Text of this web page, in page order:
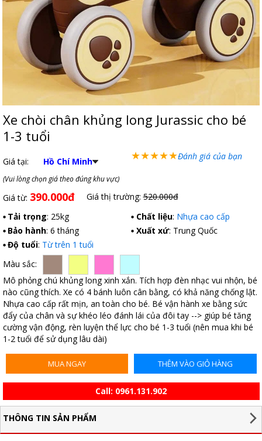
Xe chòi chân khủng long Jurassic cho bé
1-3 tuổi
Giá tại: Hồ Chí Minh ★★★★★Đánh giá của bạn
(Vui lòng chọn giá theo đúng khu vực)
Giá từ: 390.000đ Giá thị trường:520.000đ
Tải trọng: 25kg Chất liệu: Nhựa cao cấp
Bảo hành: 6 tháng Xuất xứ: Trung Quốc
Độ tuổi: Từ trên 1 tuổi
Màu sắc:
Mô phỏng chú khủng long xinh xắn. Tích hợp đèn nhạc vui nhộn, bé
nào cũng thích. Xe có 4 bánh luôn cân bằng, có khả năng chống lật.
Nhựa cao cấp rất mịn, an toàn cho bé. Bé vận hành xe bằng sức
đẩy của chân và sự khéo léo đánh lái của đôi tay --> giúp bé tăng
cường vận động, rèn luyện thể lực cho bé 1-3 tuổi (nên mua khi bé
1-2 tuổi để sử dụng lâu dài)
MUA NGAY THÊM VÀO GIỎ HÀNG
Call: 0961.131.902
THÔNG TIN SẢN PHẨM